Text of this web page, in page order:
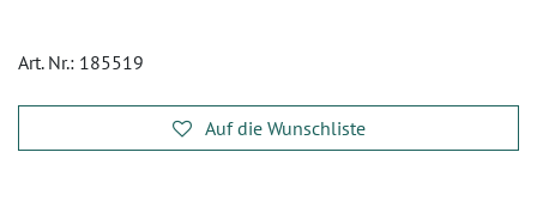
Art. Nr.: 185519
Auf die Wunschliste